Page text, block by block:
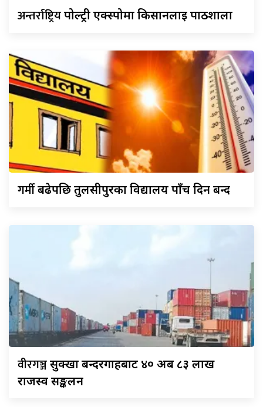
अन्तर्राष्ट्रियपोल्ट्री एक्स्पोमा किसानलाई पाठशाला
गर्मीबढेपछि तुलसीपुरका विद्यालय पाँच दिन बन्द
वीरगञ्जसुक्खा बन्दरगाहबाट ४० अर्ब ८३ लाख
राजस्व सङ्कलन